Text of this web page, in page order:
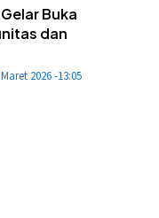
Buka
dan
2026 -13:05